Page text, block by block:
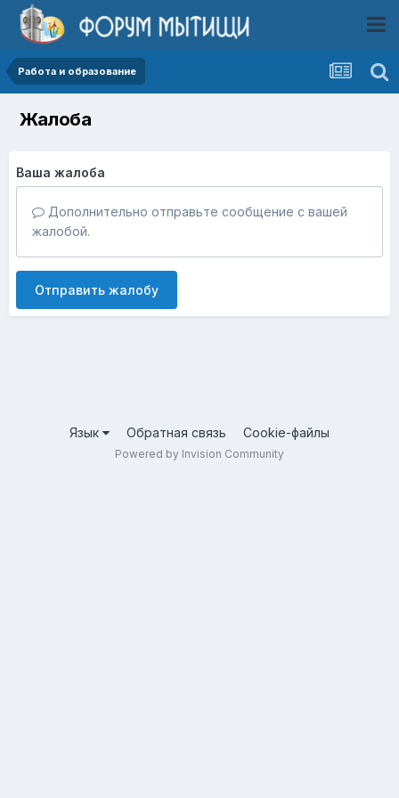
Работа и образование
Жалоба
Ваша жалоба
Дополнительно отправьте сообщение с вашей
жалобой.
Отправить жалобу
Язык Обратная связь Cookie-файлы
Powered by Invision Community